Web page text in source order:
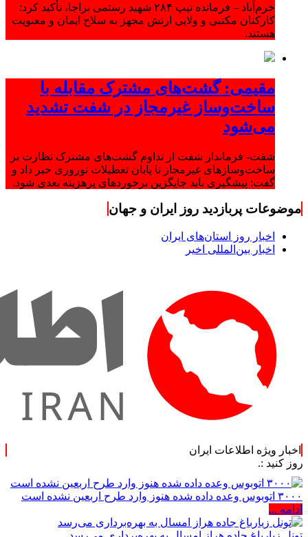
خرم‌آباد – فرمانده تیپ ۲۸۴ شهید رستمی نزاجا، تأکید کرد:
کارکنان مکتبی و ولایی ارتش مجهز به سلاح ایمان و معنویت
هستند.
مقیمی: گشت‌های مشترک مقابله با
ساخت‌وساز غیرمجاز در شفت تشدید
می‌شود
شفت- فرماندار شفت از تداوم گشت‌های مشترک نظارت بر
ساخت‌وسازهای غیرمجاز تا پایان تعطیلات نوروزی خبر داد و
گفت: پیشگیری باید جایگزین برخوردهای پرهزینه بعدی شود.
موضوعات پربازدید روز ایران و جهان
اخبار روز استان‌های ایران
اخبار بین‌المللی اخیر
اخبار ویژه اطلاعات ایران
۳۰۰۰ اتوبوس وعده داده شده هنوز وارد طرح اربعین نشده است
ادامه ...